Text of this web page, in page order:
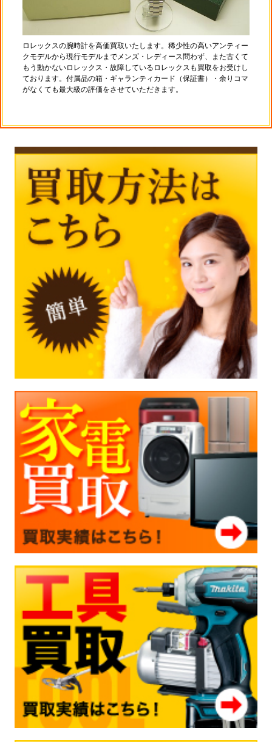
ロレックスの腕時計を高価買取いたします。稀少性の高いアンティー
クモデルから現行モデルまでメンズ・レディース問わず、また古くて
もう動かないロレックス・故障しているロレックスも買取をお受けし
ております。付属品の箱・ギャランティカード（保証書）・余りコマ
がなくても最大級の評価をさせていただきます。